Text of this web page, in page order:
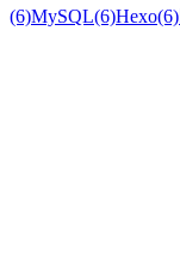
(6)MySQL(6)Hexo(6)